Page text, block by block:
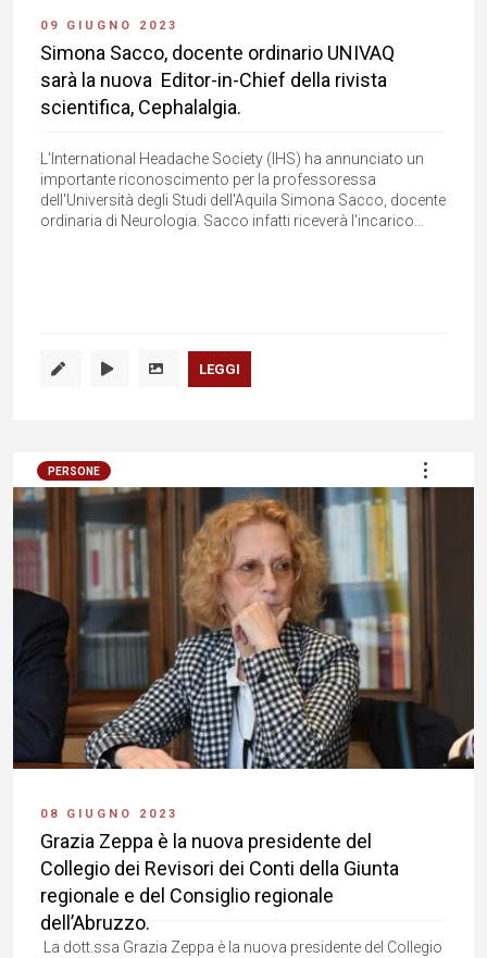
09 GIUGNO 2023
Simona Sacco, docente ordinario UNIVAQ
sarà la nuova Editor-in-Chief della rivista
scientifica, Cephalalgia.
L'International Headache Society (IHS) ha annunciato un
importante riconoscimento per la professoressa
dell'Università degli Studi dell'Aquila Simona Sacco, docente
ordinaria di Neurologia. Sacco infatti riceverà l'incarico...
LEGGI
PERSONE
08 GIUGNO 2023
Grazia Zeppa è la nuova presidente del
Collegio dei Revisori dei Conti della Giunta
regionale e del Consiglio regionale
dell’Abruzzo.
La dott.ssa Grazia Zeppa è la nuova presidente del Collegio